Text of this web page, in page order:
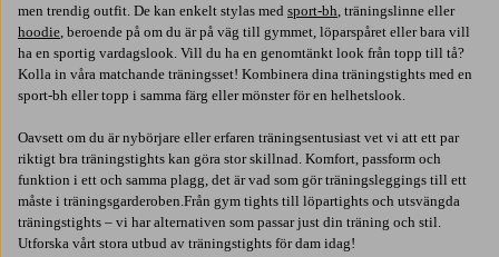
men trendig outfit. De kan enkelt stylas med sport-bh , träningslinne eller
hoodie , beroende på om du är på väg till gymmet, löparspåret eller bara vill
ha en sportig vardagslook. Vill du ha en genomtänkt look från topp till tå?
Kolla in våra matchande träningsset! Kombinera dina träningstights med en
sport-bh eller topp i samma färg eller mönster för en helhetslook.
Oavsett om du är nybörjare eller erfaren träningsentusiast vet vi att ett par
riktigt bra träningstights kan göra stor skillnad. Komfort, passform och
funktion i ett och samma plagg, det är vad som gör träningsleggings till ett
måste i träningsgarderoben.Från gym tights till löpartights och utsvängda
träningstights – vi har alternativen som passar just din träning och stil.
Utforska vårt stora utbud av träningstights för dam idag!